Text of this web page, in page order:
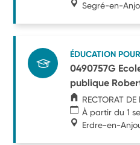
Segré-en-
ÉDUCATION
0490757G
publique
RECTORAT DE
À partir du 1
Erdre-en-